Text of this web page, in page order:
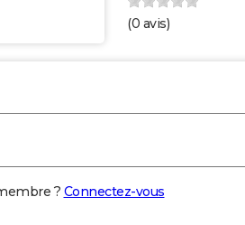
(0 avis)
? Connectez-vous